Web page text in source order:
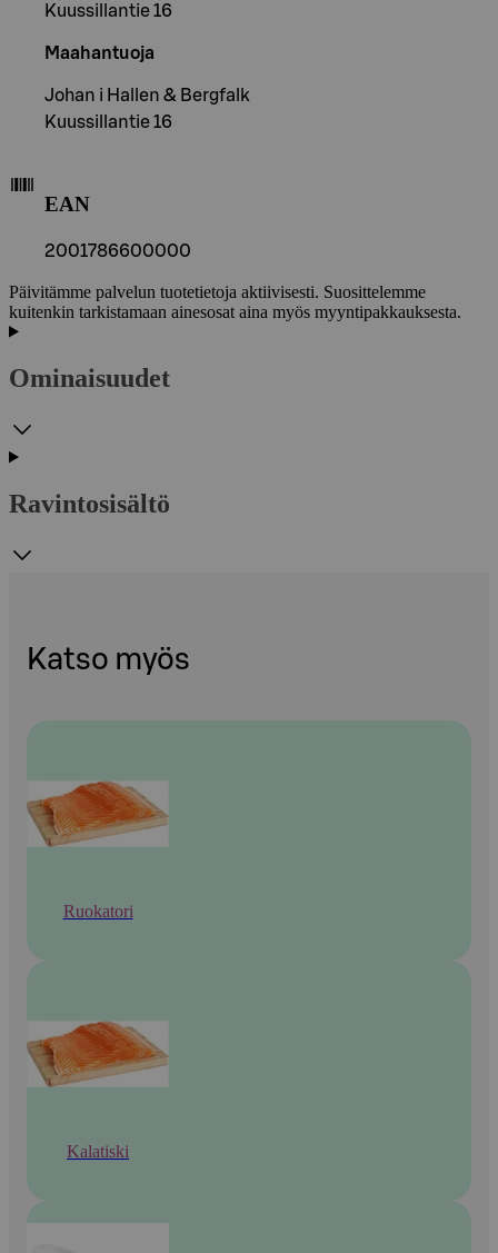
Kuussillantie 16
Maahantuoja
Johan i Hallen & Bergfalk
Kuussillantie 16
EAN
2001786600000
Päivitämme palvelun tuotetietoja aktiivisesti. Suosittelemme
kuitenkin tarkistamaan ainesosat aina myös myyntipakkauksesta.
Ominaisuudet
Ravintosisältö
Katso myös
Ruokatori
Kalatiski